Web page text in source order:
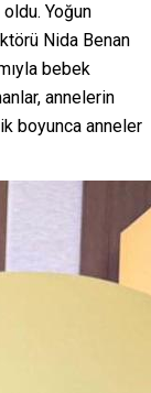
Yoğun
Nida Benan
bebek
annelerin
boyunca anneler